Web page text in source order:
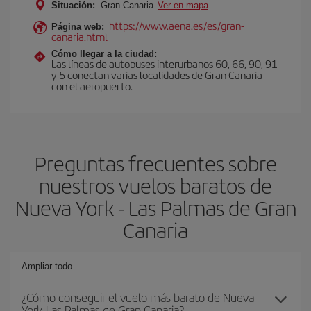
Situación: Gran Canaria Ver en mapa
Página web: https://www.aena.es/es/gran-
canaria.html
Cómo llegar a la ciudad:
Las líneas de autobuses interurbanos 60, 66, 90, 91
y 5 conectan varias localidades de Gran Canaria
con el aeropuerto.
Preguntas frecuentes sobre
nuestros vuelos baratos de
Nueva York - Las Palmas de Gran
Canaria
Ampliar todo
¿Cómo conseguir el vuelo más barato de Nueva